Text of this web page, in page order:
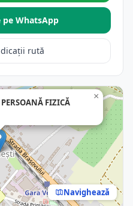
pe WhatsApp
rută
FIZICĂ
×
Navighează